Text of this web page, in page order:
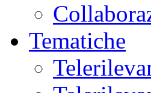
Tematiche